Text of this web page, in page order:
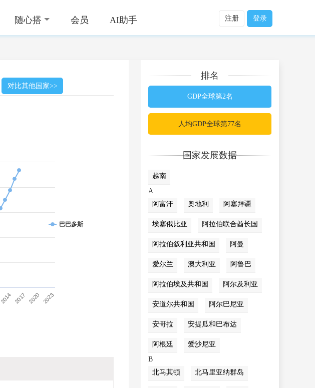
随心搭 会员 AI助手 注册 登录
对比其他国家>>
巴巴多斯
2014 2017 2020 2023
排名
GDP全球第2名
人均GDP全球第77名
国家发展数据
越南
A
阿富汗
奥地利 阿塞拜疆
埃塞俄比亚 阿拉伯联合酋长国
阿拉伯叙利亚共和国 阿曼
爱尔兰 澳大利亚 阿鲁巴
阿拉伯埃及共和国 阿尔及利亚
安道尔共和国 阿尔巴尼亚
安哥拉 安提瓜和巴布达
阿根廷
爱沙尼亚
B
北马其顿
北马里亚纳群岛